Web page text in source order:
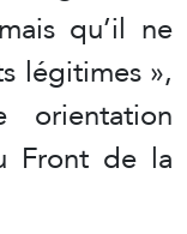
qu’il ne
légitimes »,
Front de la